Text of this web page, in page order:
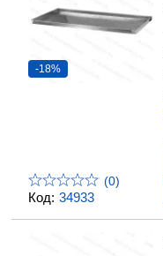
Код: 34933
-18%
(0)